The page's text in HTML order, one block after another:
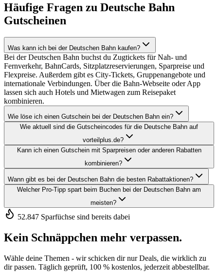
Häufige Fragen zu Deutsche Bahn
Gutscheinen
Was kann ich bei der Deutschen Bahn kaufen?
Bei der Deutschen Bahn buchst du Zugtickets für Nah- und
Fernverkehr, BahnCards, Sitzplatzreservierungen, Sparpreise und
Flexpreise. Außerdem gibt es City-Tickets, Gruppenangebote und
internationale Verbindungen. Über die Bahn-Webseite oder App
lassen sich auch Hotels und Mietwagen zum Reisepaket
kombinieren.
Wie löse ich einen Gutschein bei der Deutschen Bahn ein?
Wie aktuell sind die Gutscheincodes für die Deutsche Bahn auf
vorteilplus.de?
Kann ich einen Gutschein mit Sparpreisen oder anderen Rabatten
kombinieren?
Wann gibt es bei der Deutschen Bahn die besten Rabattaktionen?
Welcher Pro-Tipp spart beim Buchen bei der Deutschen Bahn am
meisten?
52.847 Sparfüchse sind bereits dabei
Kein Schnäppchen mehr verpassen.
Wähle deine Themen - wir schicken dir nur Deals, die wirklich zu
dir passen. Täglich geprüft, 100 % kostenlos, jederzeit abbestellbar.